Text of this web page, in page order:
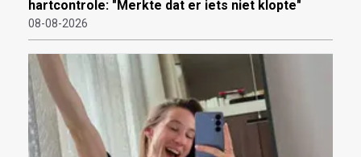
hartcontrole: "Merkte dat er iets niet klopte"
08-08-2026